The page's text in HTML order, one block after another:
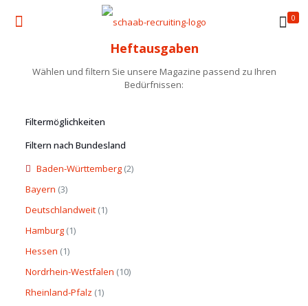
0
Heftausgaben
Wählen und filtern Sie unsere Magazine passend zu Ihren
Bedürfnissen:
Filtermöglichkeiten
Filtern nach Bundesland
Baden-Württemberg (2)
Bayern (3)
Deutschlandweit (1)
Hamburg (1)
Hessen (1)
Nordrhein-Westfalen (10)
Rheinland-Pfalz (1)